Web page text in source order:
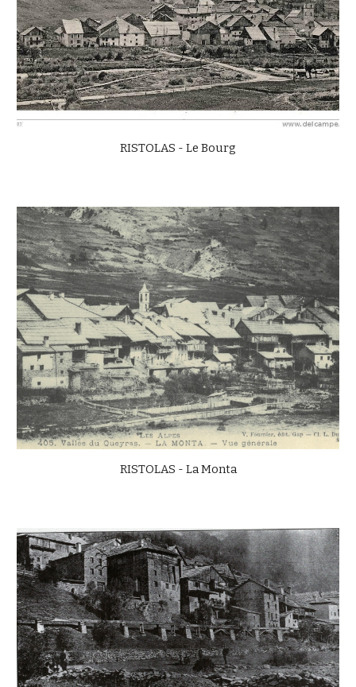
RISTOLAS - Le Bourg
RISTOLAS - La Monta